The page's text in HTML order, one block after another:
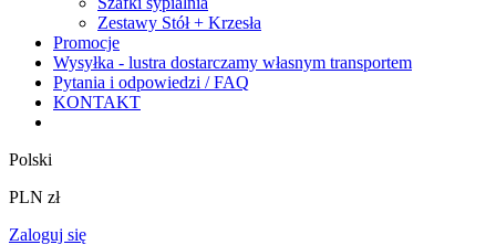
Zestawy Stół + Krzesła
Promocje
Wysyłka - lustra dostarczamy własnym transportem
Pytania i odpowiedzi / FAQ
KONTAKT
Polski
PLN zł
Zaloguj się